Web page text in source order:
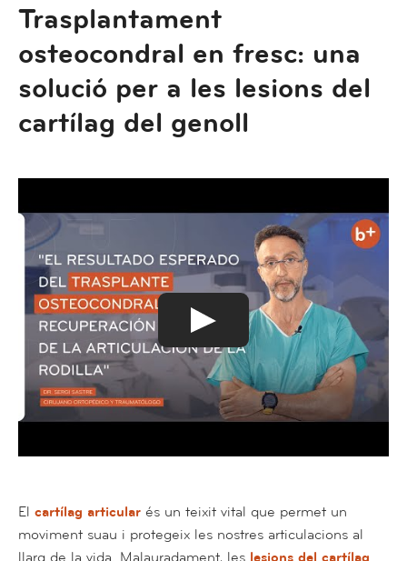
Trasplantament
osteocondral en fresc: una
solució per a les lesions del
cartílag del genoll
El cartílag articular és un teixit vital que permet un
moviment suau i protegeix les nostres articulacions al
llarg de la vida. Malauradament, les lesions del cartílag